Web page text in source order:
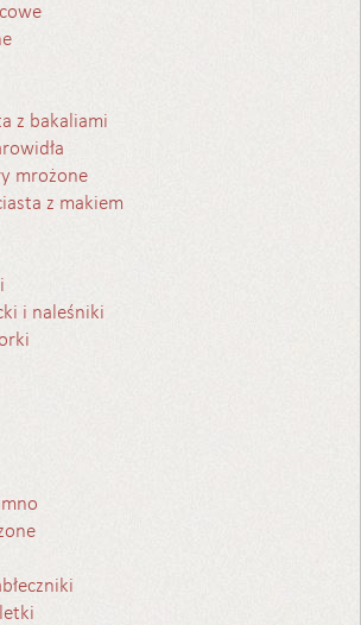
z bakaliami
mrożone
z makiem
i naleśniki